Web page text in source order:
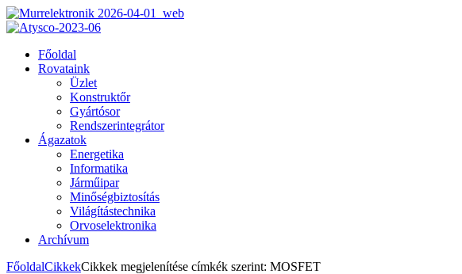
Főoldal
Rovataink
Üzlet
Konstruktőr
Gyártósor
Rendszerintegrátor
Ágazatok
Energetika
Informatika
Járműipar
Minőségbiztosítás
Világítástechnika
Orvoselektronika
Archívum
FőoldalCikkekCikkek megjelenítése címkék szerint: MOSFET